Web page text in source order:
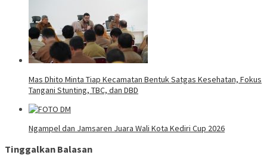
Mas Dhito Minta Tiap Kecamatan Bentuk Satgas Kesehatan, Fokus
Tangani Stunting, TBC, dan DBD
Ngampel dan Jamsaren Juara Wali Kota Kediri Cup 2026
Tinggalkan Balasan